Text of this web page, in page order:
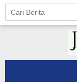
Skip
content